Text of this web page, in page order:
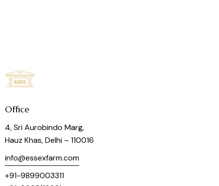
Office
4, Sri Aurobindo Marg,
Hauz Khas, Delhi – 110016
info@essexfarm.com
+91-9899003311